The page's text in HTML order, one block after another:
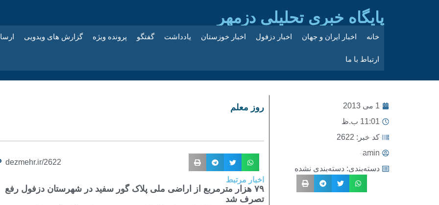
پایگاه خبری تحلیلی دزمهر
خانه اخبار ایران و جهان اخبار دزفول اخبار خوزستان یادداشت گفتگو پرونده ویژه گزارش های ویدویی
ارتباط با ما
1 می 2013
11:01 ب.ظ
کد خبر: 2622
amin
دسته‌بندی: دسته‌بندی نشده
روز معلم
dezmehr.ir/2622
اخبار مرتبط
۷۹ هزار مترمربع از اراضی ملی پلاک گور سفید در شهرستان دزفول رفع
تصرف شد